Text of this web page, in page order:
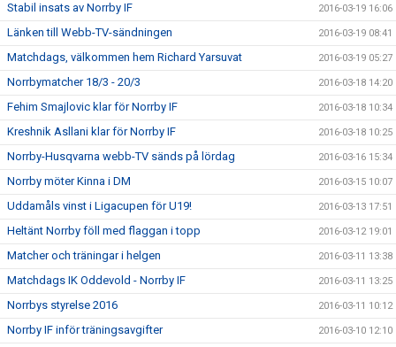
Stabil insats av Norrby IF 2016-03-19 16:06
Länken till Webb-TV-sändningen 2016-03-19 08:41
Matchdags, välkommen hem Richard Yarsuvat 2016-03-19 05:27
Norrbymatcher 18/3 - 20/3 2016-03-18 14:20
Fehim Smajlovic klar för Norrby IF 2016-03-18 10:34
Kreshnik Asllani klar för Norrby IF 2016-03-18 10:25
Norrby-Husqvarna webb-TV sänds på lördag 2016-03-16 15:34
Norrby möter Kinna i DM 2016-03-15 10:07
Uddamåls vinst i Ligacupen för U19! 2016-03-13 17:51
Heltänt Norrby föll med flaggan i topp 2016-03-12 19:01
Matcher och träningar i helgen 2016-03-11 13:38
Matchdags IK Oddevold - Norrby IF 2016-03-11 13:25
Norrbys styrelse 2016 2016-03-11 10:12
Norrby IF inför träningsavgifter 2016-03-10 12:10